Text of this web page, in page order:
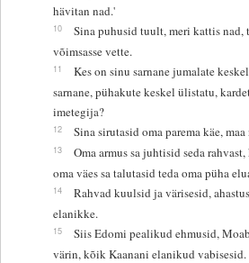
hävitan nad.'
10
Sina puhusid tuult, meri kattis nad,
võimsasse vette.
11
Kes on sinu sarnane jumalate
sarnane, pühakute keskel ülistatu,
imetegija?
12 Sina sirutasid oma parema käe, maa
13
Oma armus sa juhtisid seda
oma väes sa talutasid teda oma püha
14
Rahvad kuulsid ja värisesid,
elanikke.
15
Siis Edomi pealikud ehmusid,
värin, kõik Kaanani elanikud vabisesid.